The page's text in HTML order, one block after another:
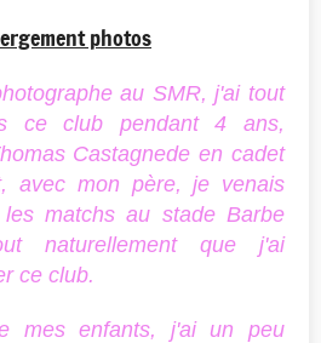
au SMR, j'ai tout
ce club pendant 4 ans,
Castagnede en cadet
avec mon père, je venais
matchs au stade Barbe
naturellement que j'ai
ce club.
mes enfants, j'ai un peu